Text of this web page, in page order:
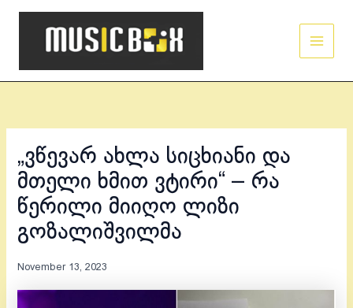
Skip
„ვწევარ ახლა სიცხიანი და
მთელი ხმით ვტირი“ – რა
წერილი მიიღო ლიზი
გოზალიშვილმა
November 13, 2023